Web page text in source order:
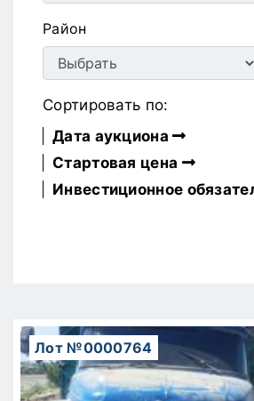
Район
Сортировать по:
Дата аукциона
Стартовая цена
Инвестиционное
Лот №0000764